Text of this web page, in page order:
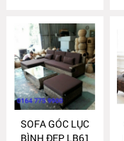
SOFA GÓC LỤC
BÌNH ĐẸP LB61